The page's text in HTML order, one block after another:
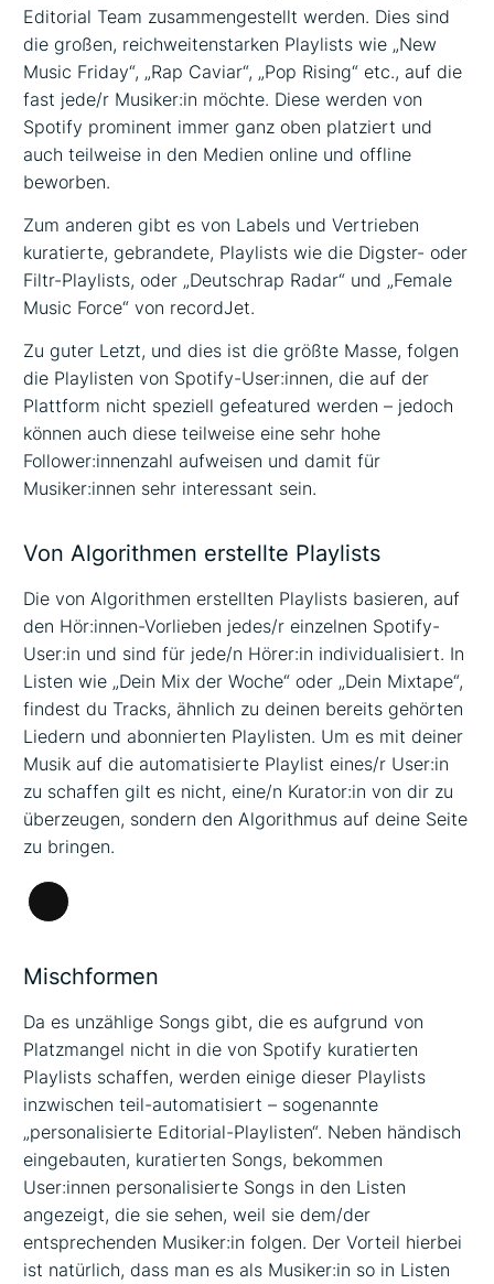
Editorial Team zusammengestellt werden. Dies sind
die großen, reichweitenstarken Playlists wie „New
Music Friday“, „Rap Caviar“, „Pop Rising“ etc., auf die
fast jede/r Musiker:in möchte. Diese werden von
Spotify prominent immer ganz oben platziert und
auch teilweise in den Medien online und offline
beworben.
Zum anderen gibt es von Labels und Vertrieben
kuratierte, gebrandete, Playlists wie die Digster- oder
Filtr-Playlists, oder „Deutschrap Radar“ und „Female
Music Force“ von recordJet.
Zu guter Letzt, und dies ist die größte Masse, folgen
die Playlisten von Spotify-User:innen, die auf der
Plattform nicht speziell gefeatured werden – jedoch
können auch diese teilweise eine sehr hohe
Follower:innenzahl aufweisen und damit für
Musiker:innen sehr interessant sein.
Von Algorithmen erstellte Playlists
Die von Algorithmen erstellten Playlists basieren, auf
den Hör:innen-Vorlieben jedes/r einzelnen Spotify-
User:in und sind für jede/n Hörer:in individualisiert. In
Listen wie „Dein Mix der Woche“ oder „Dein Mixtape“,
findest du Tracks, ähnlich zu deinen bereits gehörten
Liedern und abonnierten Playlisten. Um es mit deiner
Musik auf die automatisierte Playlist eines/r User:in
zu schaffen gilt es nicht, eine/n Kurator:in von dir zu
überzeugen, sondern den Algorithmus auf deine Seite
zu bringen.
Lange
Mischformen
Da es unzählige Songs gibt, die es aufgrund von
Platzmangel nicht in die von Spotify kuratierten
Playlists schaffen, werden einige dieser Playlists
inzwischen teil-automatisiert – sogenannte
„personalisierte Editorial-Playlisten“. Neben händisch
eingebauten, kuratierten Songs, bekommen
User:innen personalisierte Songs in den Listen
angezeigt, die sie sehen, weil sie dem/der
entsprechenden Musiker:in folgen. Der Vorteil hierbei
ist natürlich, dass man es als Musiker:in so in Listen